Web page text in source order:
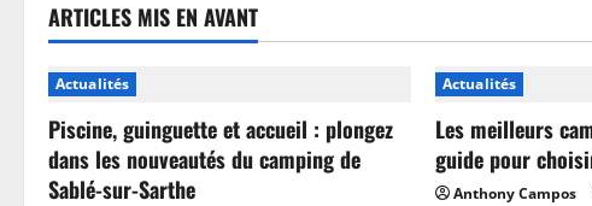
ARTICLES MIS EN AVANT
Actualités
Piscine, guinguette et accueil : plongez
dans les nouveautés du camping de
Sablé-sur-Sarthe
Actualités
Les meilleurs
guide pour
Anthony Campos